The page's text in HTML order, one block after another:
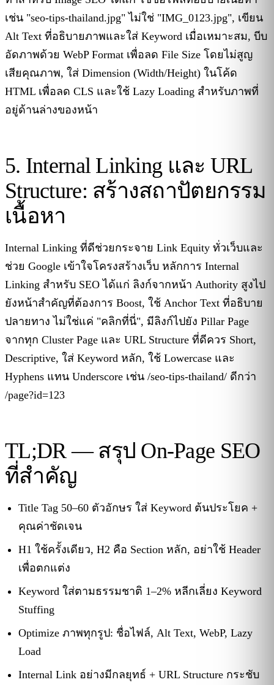
เช่น "seo-tips-thailand.jpg" ไม่ใช่ "IMG_0123.jpg", เขียน
Alt Text ที่อธิบายภาพและใส่ Keyword เมื่อเหมาะสม, บีบ
อัดภาพด้วย WebP Format เพื่อลด File Size โดยไม่สูญ
เสียคุณภาพ, ใส่ Dimension (Width/Height) ในโค้ด
HTML เพื่อลด CLS และใช้ Lazy Loading สำหรับภาพที่
อยู่ด้านล่างของหน้า
5. Internal Linking และ URL
Structure: สร้างสถาปัตยกรรม
เนื้อหา
Internal Linking ที่ดีช่วยกระจาย Link Equity ทั่วเว็บและ
ช่วย Google เข้าใจโครงสร้างเว็บ หลักการ Internal
Linking สำหรับ SEO ได้แก่ ลิงก์จากหน้า Authority สูงไป
ยังหน้าสำคัญที่ต้องการ Boost, ใช้ Anchor Text ที่อธิบาย
ปลายทาง ไม่ใช่แค่ "คลิกที่นี่", มีลิงก์ไปยัง Pillar Page
จากทุก Cluster Page และ URL Structure ที่ดีควร Short,
Descriptive, ใส่ Keyword หลัก, ใช้ Lowercase และ
Hyphens แทน Underscore เช่น /seo-tips-thailand/ ดีกว่า
/page?id=123
TL;DR — สรุป On-Page SEO
ที่สำคัญ
Title Tag 50–60 ตัวอักษร ใส่ Keyword ต้นประโยค +
คุณค่าชัดเจน
H1 ใช้ครั้งเดียว, H2 คือ Section หลัก, อย่าใช้ Header
เพื่อตกแต่ง
Keyword ใส่ตามธรรมชาติ 1–2% หลีกเลี่ยง Keyword
Stuffing
Optimize ภาพทุกรูป: ชื่อไฟล์, Alt Text, WebP, Lazy
Load
Internal Link อย่างมีกลยุทธ์ + URL Structure กระชับ